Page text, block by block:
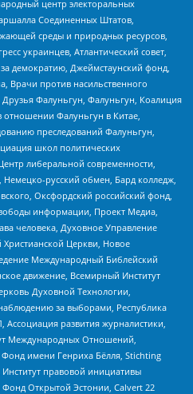
центр электоральных
Соединенных Штатов,
среды и природных ресурсов,
украинцев, Атлантический совет,
демократию, Джеймстаунский фонд,
Врачи против насильственного
Фалуньгун, Фалуньгун, Коалиция
отношении Фалуньгун в Китае,
преследований Фалуньгун,
школ политических
либеральной современности,
русский обмен, Бард колледж,
Оксфордский российский фонд,
информации, Проект Медиа,
человека, Духовное Управление
Христианской Церкви, Новое
Международный Библейский
движение, Всемирный Институт
Духовной Технологии,
за выборами, Республика
развития журналистики,
Международных Отношений,
имени Генриха Бёлля, Stichting
правовой инициативы
Открытой Эстонии, Calvert 22